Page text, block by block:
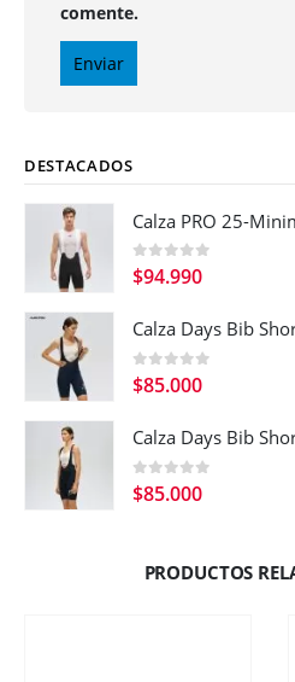
comente.
DESTACADOS
Calza PRO 25-
0out of 5
$94.990
Calza Days Bib
0out of 5
$85.000
Calza Days Bib
0out of 5
$85.000
PRODUCTOS